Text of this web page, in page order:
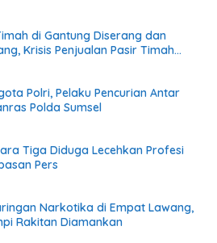
di Gantung Diserang dan
Krisis Penjualan Pasir Timah
Polri, Pelaku Pencurian Antar
Polda Sumsel
Tiga Diduga Lecehkan Profesi
Pers
Narkotika di Empat Lawang,
Rakitan Diamankan